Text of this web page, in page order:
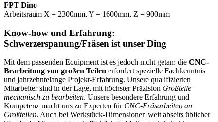
FPT Dino
Arbeitsraum X = 2300mm, Y = 1600mm, Z = 900mm
Know-how und Erfahrung:
Schwerzerspanung/Fräsen ist unser Ding
Mit dem passenden Equipment ist es jedoch nicht getan: die CNC-
Bearbeitung von großen Teilen erfordert spezielle Fachkenntnis
und jahrzehntelange Projekt-Erfahrung. Unsere qualifizierten
Mitarbeiter sind in der Lage, mit höchster Präzision Großteile
mechanisch zu bearbeiten. Unsere besondere Erfahrung und
Kompetenz macht uns zu Experten für CNC-Fräsarbeiten an
Großteilen. Auch bei Werkstück-Dimensionen weit abseits üblicher